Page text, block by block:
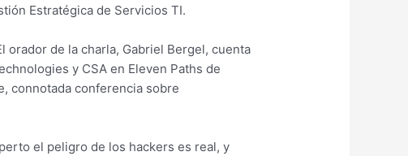
Estratégica de Servicios TI.
orador de la charla, Gabriel Bergel, cuenta
y CSA en Eleven Paths de
connotada conferencia sobre
el peligro de los hackers es real, y